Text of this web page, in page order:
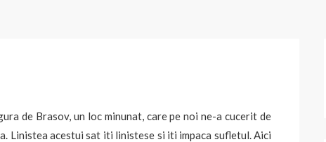
de Brasov, un loc minunat, care pe noi ne-a cucerit de
Linistea acestui sat iti linistese si iti impaca sufletul. Aici